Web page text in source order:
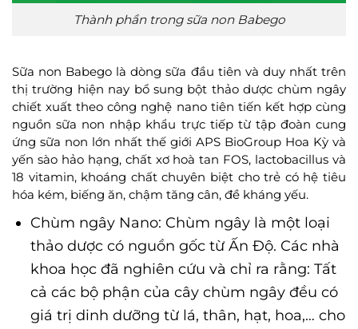
Thành phần trong sữa non Babego
Sữa non Babego là dòng sữa đầu tiên và duy nhất trên
thị trường hiện nay bổ sung bột thảo dược chùm ngây
chiết xuất theo công nghệ nano tiên tiến kết hợp cùng
nguồn sữa non nhập khẩu trực tiếp từ tập đoàn cung
ứng sữa non lớn nhất thế giới APS BioGroup Hoa Kỳ và
yến sào hảo hạng, chất xơ hoà tan FOS, lactobacillus và
18 vitamin, khoáng chất chuyên biệt cho trẻ có hệ tiêu
hóa kém, biếng ăn, chậm tăng cân, đề kháng yếu.
Chùm ngây Nano: Chùm ngây là một loại
thảo dược có nguồn gốc từ Ấn Độ. Các nhà
khoa học đã nghiên cứu và chỉ ra rằng: Tất
cả các bộ phận của cây chùm ngây đều có
giá trị dinh dưỡng từ lá, thân, hạt, hoa,… cho